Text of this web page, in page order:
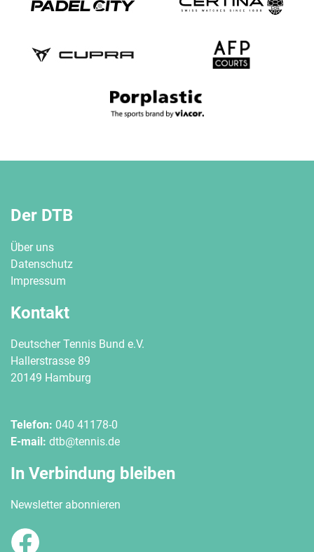
Der DTB
Über uns
Datenschutz
Impressum
Kontakt
Deutscher Tennis Bund e.V.
Hallerstrasse 89
20149 Hamburg
Telefon: 040 41178-0
E-mail: dtb@tennis.de
In Verbindung bleiben
Newsletter abonnieren